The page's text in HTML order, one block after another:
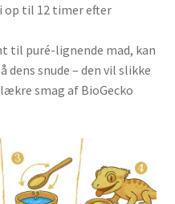
op til 12 timer efter
til puré-lignende mad, kan
dens snude – den vil slikke
smag af BioGecko